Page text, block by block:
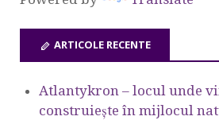
ARTICOLE RECENTE
Atlantykron – locul unde
construiește în mijlocul